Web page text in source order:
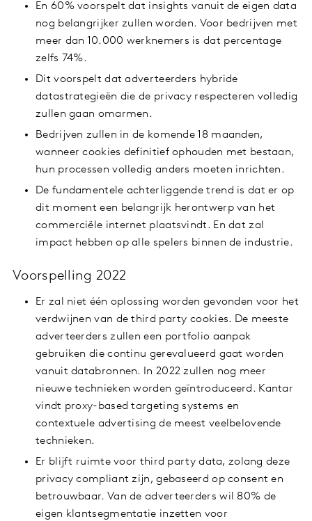
En 60% voorspelt dat insights vanuit de eigen data
nog belangrijker zullen worden. Voor bedrijven met
meer dan 10.000 werknemers is dat percentage
zelfs 74%.
Dit voorspelt dat adverteerders hybride
datastrategieën die de privacy respecteren volledig
zullen gaan omarmen.
Bedrijven zullen in de komende 18 maanden,
wanneer cookies definitief ophouden met bestaan,
hun processen volledig anders moeten inrichten.
De fundamentele achterliggende trend is dat er op
dit moment een belangrijk herontwerp van het
commerciële internet plaatsvindt. En dat zal
impact hebben op alle spelers binnen de industrie.
Voorspelling 2022
Er zal niet één oplossing worden gevonden voor het
verdwijnen van de third party cookies. De meeste
adverteerders zullen een portfolio aanpak
gebruiken die continu gerevalueerd gaat worden
vanuit databronnen. In 2022 zullen nog meer
nieuwe technieken worden geïntroduceerd. Kantar
vindt proxy-based targeting systems en
contextuele advertising de meest veelbelovende
technieken.
Er blijft ruimte voor third party data, zolang deze
privacy compliant zijn, gebaseerd op consent en
betrouwbaar. Van de adverteerders wil 80% de
eigen klantsegmentatie inzetten voor